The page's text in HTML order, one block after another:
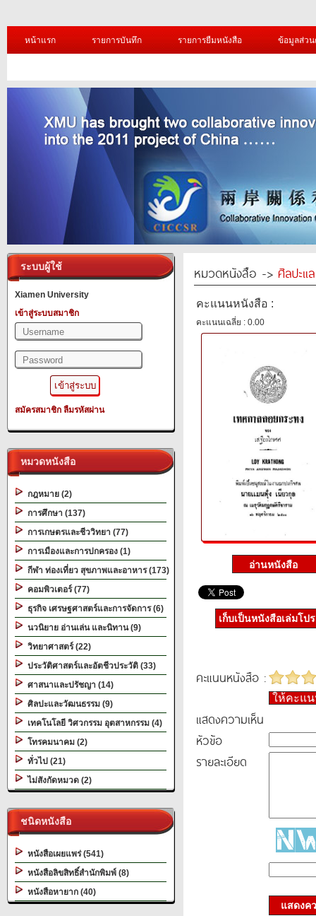
หน้าแรก รายการบันทึก รายการยืมหนังสือ ข้อมูลส่ว
ระบบผู้ใช้
Xiamen University
เข้าสู่ระบบสมาชิก
สมัครสมาชิก ลืมรหัสผ่าน
หมวดหนังสือ
กฎหมาย (2)
การศึกษา (137)
การเกษตรและชีววิทยา (77)
การเมืองและการปกครอง (1)
กีฬา ท่องเที่ยว สุขภาพและอาหาร (173)
คอมพิวเตอร์ (77)
ธุรกิจ เศรษฐศาสตร์และการจัดการ (6)
นวนิยาย อ่านเล่น และนิทาน (9)
วิทยาศาสตร์ (22)
ประวัติศาสตร์และอัตชีวประวัติ (33)
ศาสนาและปรัชญา (14)
ศิลปะและวัฒนธรรม (9)
เทคโนโลยี วิศวกรรม อุตสาหกรรม (4)
โทรคมนาคม (2)
ทั่วไป (21)
ไม่สังกัดหมวด (2)
ชนิดหนังสือ
หนังสือเผยแพร่ (541)
หนังสือลิขสิทธิ์สำนักพิมพ์ (8)
หนังสือหายาก (40)
หมวดหนังสือ -> ศิลปะแ
คะแนนหนังสือ :
คะแนนเฉลี่ย : 0.00
เก็บเป็นหนังสือเล่มโป
คะแนนหนังสือ :
ให้คะแ
แสดงความเห็น
หัวข้อ
รายละเอียด
แสดงค